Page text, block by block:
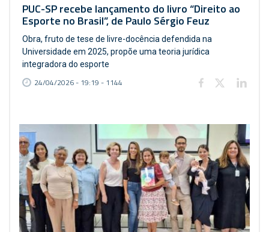
PUC-SP recebe lançamento do livro “Direito ao
Esporte no Brasil”, de Paulo Sérgio Feuz
Obra, fruto de tese de livre-docência defendida na
Universidade em 2025, propõe uma teoria jurídica
integradora do esporte
24/04/2026 - 19:19 - 1144